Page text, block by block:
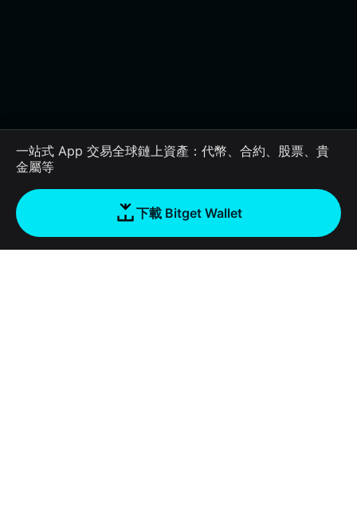
一站式 App 交易全球鏈上資產：代幣、合約、股票、貴
金屬等
下載 Bitget Wallet